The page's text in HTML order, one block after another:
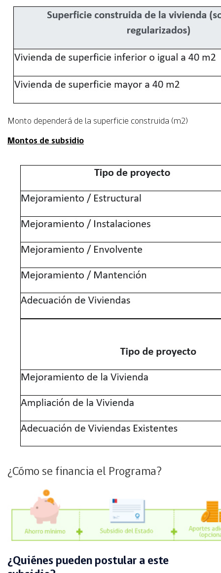
Monto dependerá de la superficie construida (m2)
Montos de subsidio
¿Cómo se financia el Programa?
¿Quiénes pueden postular a este